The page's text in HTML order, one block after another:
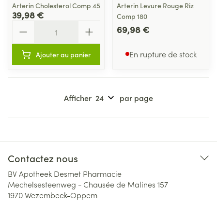
Arterin Cholesterol Comp 45
39,98 €
Ajouter au panier
Arterin Levure Rouge Riz
Comp 180
69,98 €
En rupture de stock
Afficher par page
Contactez nous
BV Apotheek Desmet Pharmacie
Mechelsesteenweg - Chausée de Malines 157
1970Wezembeek-Oppem